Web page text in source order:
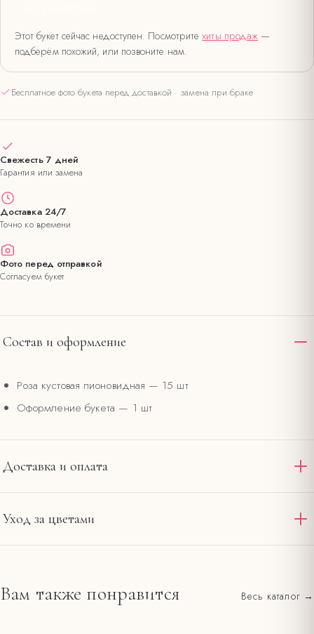
Этот букет сейчас недоступен. Посмотритехиты продаж —
подберём похожий, или позвоните нам.
Бесплатное фото букета перед доставкой · замена при браке
Свежесть 7 дней
Гарантия или замена
Доставка 24/7
Точно ко времени
Фото перед отправкой
Согласуем букет
Состав и оформление
Роза кустовая пионовидная — 15 шт
Оформление букета — 1 шт
Доставка и оплата
Доставляем по Омску и области круглосуточно. Стандартная
Все тарифы и зоны →
Уход за цветами
Держите букет вдали от прямого солнца, сквозняков и
Вам также понравится Весь каталог →